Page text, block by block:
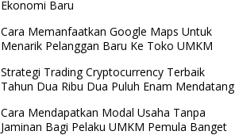
Ekonomi Baru
Cara Memanfaatkan Google Maps Untuk
Menarik Pelanggan Baru Ke Toko UMKM
Strategi Trading Cryptocurrency Terbaik
Tahun Dua Ribu Dua Puluh Enam Mendatang
Cara Mendapatkan Modal Usaha Tanpa
Jaminan Bagi Pelaku UMKM Pemula Banget